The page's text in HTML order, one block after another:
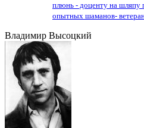
плюнь - доценту на шляпу
опытных шаманов-
Владимир Высоцкий